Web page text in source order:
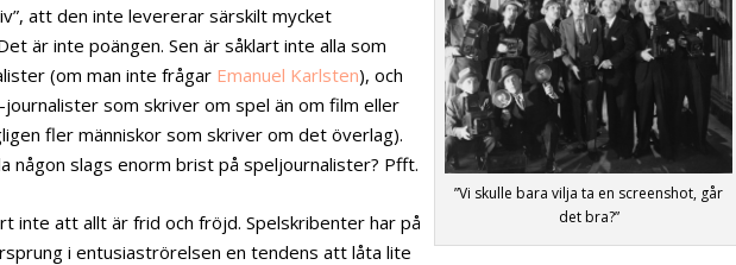
”Vi skulle bara vilja ta en screenshot, går
det bra?”
att den inte levererar särskilt mycket
är inte poängen. Sen är såklart inte alla som
(om man inte frågar Emanuel Karlsten), och
som skriver om spel än om film eller
fler människor som skriver om det överlag).
någon slags enorm brist på speljournalister? Pfft.
inte att allt är frid och fröjd. Spelskribenter har på
i entusiaströrelsen en tendens att låta lite